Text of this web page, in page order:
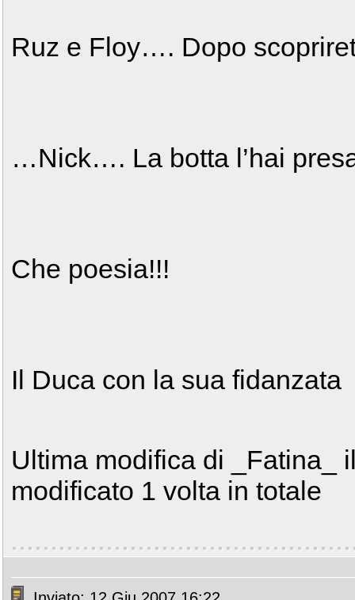
Ruz e Floy…. Dopo
…Nick…. La botta l’hai
Che poesia!!!
Il Duca con la sua fidanzata
Ultima modifica di _Fatina_
modificato 1 volta in totale